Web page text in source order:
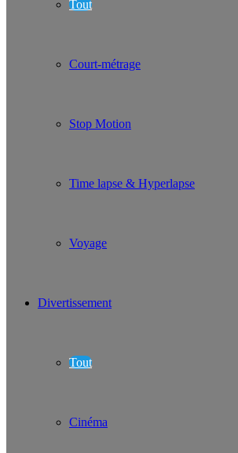
Tout
Court-métrage
Stop Motion
Time lapse & Hyperlapse
Voyage
Divertissement
Tout
Cinéma